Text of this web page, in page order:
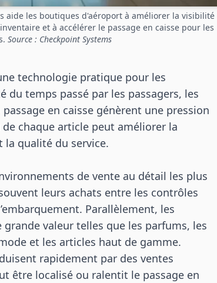
aide les boutiques d'aéroport à améliorer la visibilité
et à accélérer le passage en caisse pour les
Source : Checkpoint Systems
technologie pratique pour les
temps passé par les passagers, les
en caisse génèrent une pression
chaque article peut améliorer la
la qualité du service.
de vente au détail les plus
leurs achats entre les contrôles
Parallèlement, les
valeur telles que les parfums, les
et les articles haut de gamme.
rapidement par des ventes
être localisé ou ralentit le passage en